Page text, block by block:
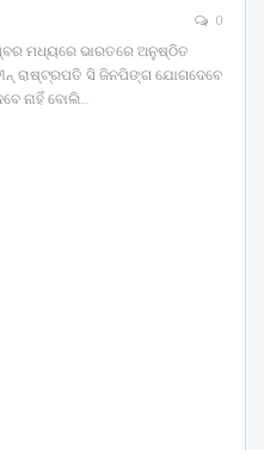
0
ମଧ୍ୟରେ ଭାରତରେ ଅନୁଷ୍ଠିତ
ରାଷ୍ଟ୍ରପତି ସି ଜିନପିଙ୍ଗ ଯୋଗଦେବେ
ନାହିଁ ବୋଲି…